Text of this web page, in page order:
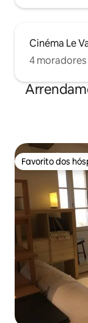
Cinéma Le
4
Favorito dos
Favorito dos